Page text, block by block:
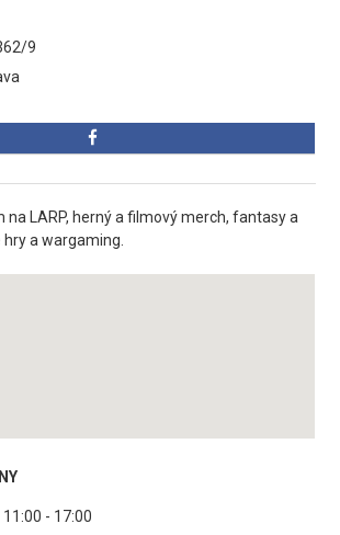
9
na LARP, herný a filmový merch, fantasy a
a wargaming.
11:00 - 17:00